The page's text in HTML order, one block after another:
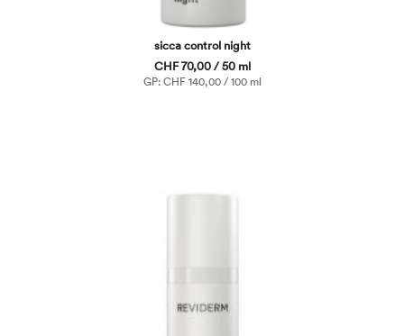
sicca control night
CHF 70,00 / 50 ml
GP: CHF 140,00 / 100 ml